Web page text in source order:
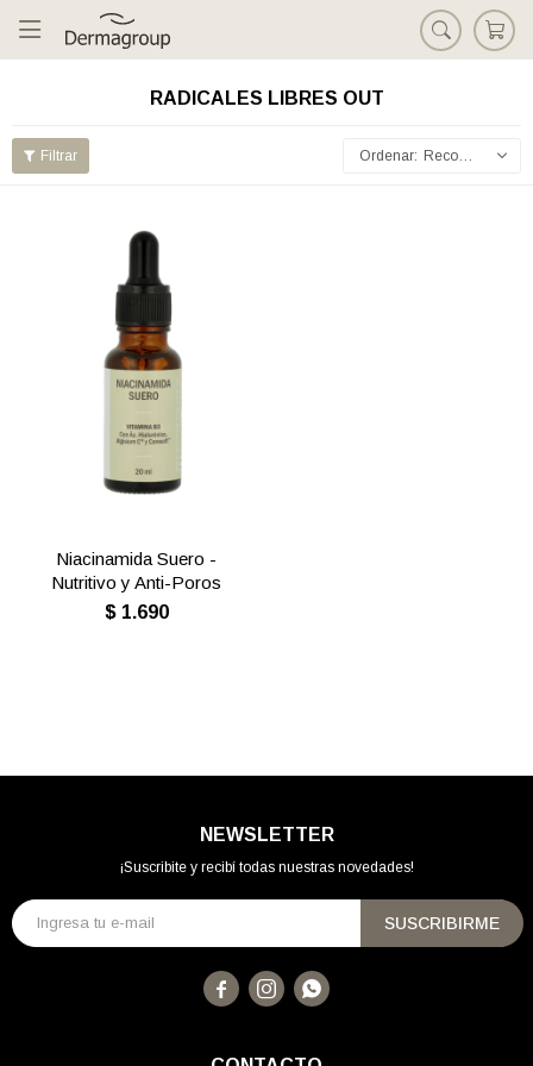

RADICALES LIBRES OUT
Recomendados
Niacinamida Suero -
Nutritivo y Anti-Poros
$ 1.690
NEWSLETTER
¡Suscribite y recibí todas nuestras novedades!
SUSCRIBIRME
  